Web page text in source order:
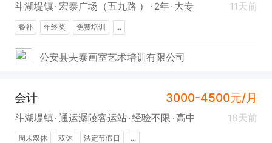
斗湖堤镇 宏泰广场（五九路 ） 2年 大专 11天前
餐补 年终奖 免费培训 ...
公安县夫泰画室艺术培训有限公司
会计 3000-4500元/月
斗湖堤镇 通运潺陵客运站 经验不限 高中 18天前
周末双休 双休 法定节假日 ...